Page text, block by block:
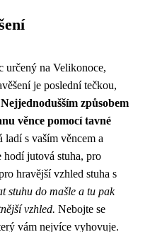
určený na Velikonoce,
je poslední tečkou,
Nejjednodušším způsobem
věnce pomocí tavné
ladí s vaším věncem a
hodí jutová stuha, pro
hravější vzhled stuha s
stuhu do mašle a tu pak
vzhled. Nebojte se
vám nejvíce vyhovuje.